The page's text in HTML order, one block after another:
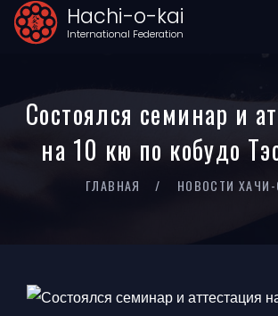
Hachi-o-kai
International Federation
Состоялся семинар и
на 10 кю по кобудо
ГЛАВНАЯ НОВОСТИ